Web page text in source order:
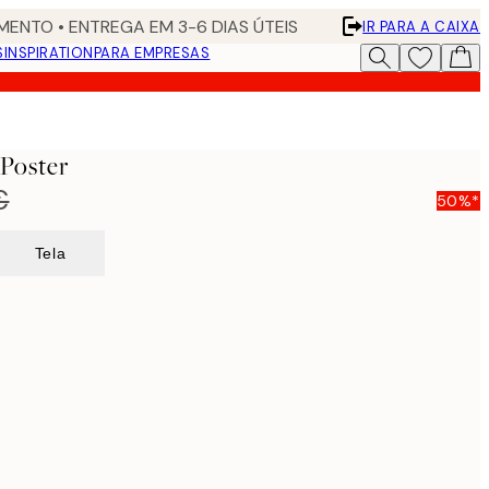
• ENTREGA EM 3-6 DIAS ÚTEIS
IR PARA A CAIXA
INSPIRATIONPARA EMPRESAS
50%*
Tela